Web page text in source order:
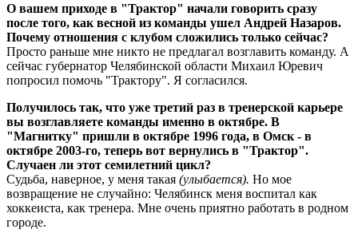
О вашем приходе в "Трактор" начали говорить сразу
после того, как весной из команды ушел Андрей Назаров.
Почему отношения с клубом сложились только сейчас?
Просто раньше мне никто не предлагал возглавить команду. А
сейчас губернатор Челябинской области Михаил Юревич
попросил помочь "Трактору". Я согласился.
Получилось так, что уже третий раз в тренерской карьере
вы возглавляете команды именно в октябре. В
"Магнитку" пришли в октябре 1996 года, в Омск - в
октябре 2003-го, теперь вот вернулись в "Трактор".
Случаен ли этот семилетний цикл?
Судьба, наверное, у меня такая (улыбается). Но мое
возвращение не случайно: Челябинск меня воспитал как
хоккеиста, как тренера. Мне очень приятно работать в родном
городе.